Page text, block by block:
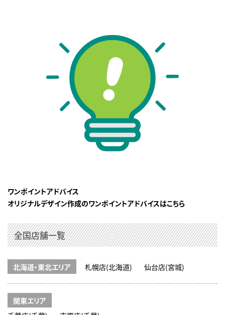
ワンポイントアドバイス
オリジナルデザイン作成のワンポイントアドバイスはこちら
全国店舗一覧
北海道・東北エリア 札幌店(北海道) 仙台店(宮城)
関東エリア